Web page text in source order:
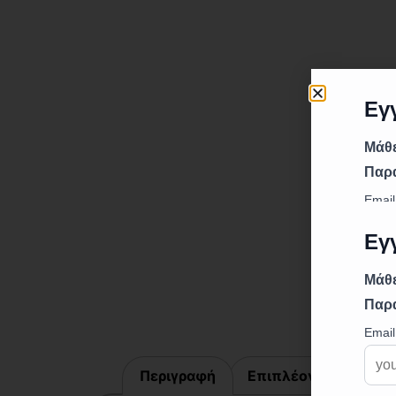
Περιγραφή Επιπλέον